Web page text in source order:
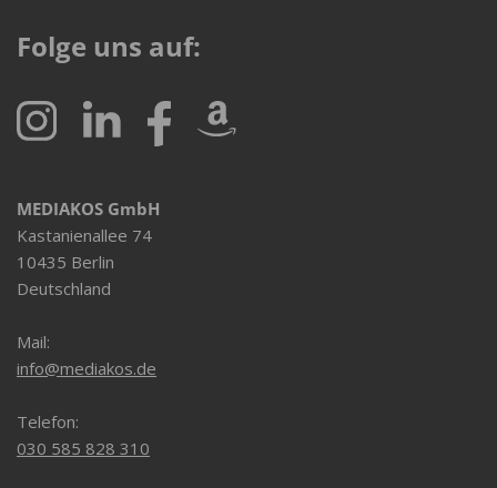
Folge uns auf:
MEDIAKOS GmbH
Kastanienallee 74
10435 Berlin
Deutschland
Mail:
info@mediakos.de
Telefon:
030 585 828 310